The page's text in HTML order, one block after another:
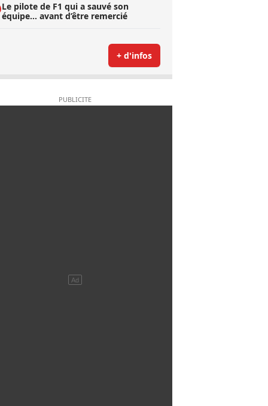
Le pilote de F1 qui a sauvé son
équipe… avant d’être remercié
+ d'infos